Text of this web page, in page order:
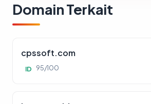
Domain Terkait
cpssoft.com
ID 95/100